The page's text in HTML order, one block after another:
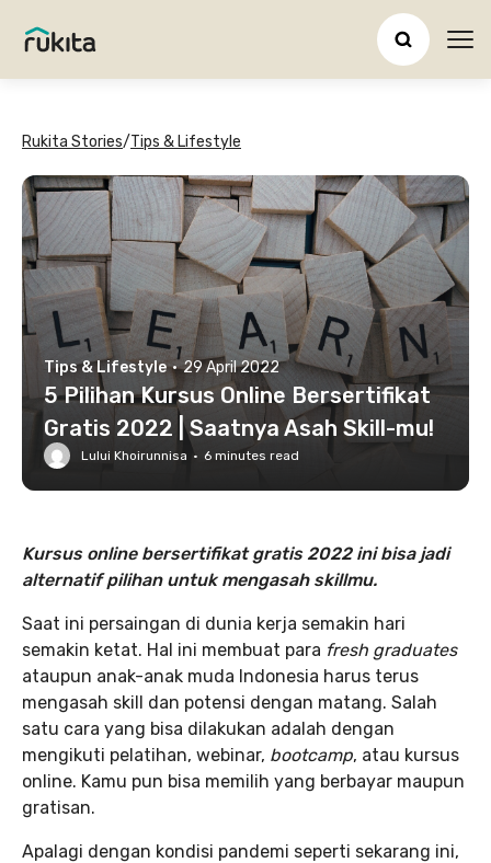
Rukita Stories/Tips & Lifestyle
Tips & Lifestyle · 29 April 2022
5 Pilihan Kursus Online Bersertifikat
Gratis 2022 | Saatnya Asah Skill-mu!
Lului Khoirunnisa · 6 minutes read
Kursus online bersertifikat gratis 2022 ini bisa jadi
alternatif pilihan untuk mengasah skillmu.
Saat ini persaingan di dunia kerja semakin hari
semakin ketat. Hal ini membuat para fresh graduates
ataupun anak-anak muda Indonesia harus terus
mengasah skill dan potensi dengan matang. Salah
satu cara yang bisa dilakukan adalah dengan
mengikuti pelatihan, webinar, bootcamp, atau kursus
online. Kamu pun bisa memilih yang berbayar maupun
gratisan.
Apalagi dengan kondisi pandemi seperti sekarang ini,